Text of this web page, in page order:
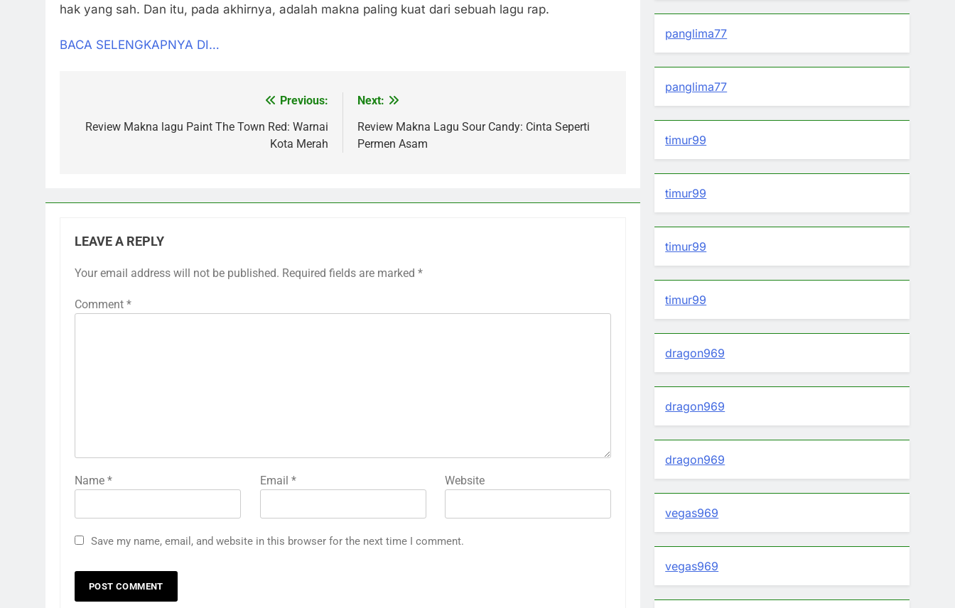
hak yang sah. Dan itu, pada akhirnya, adalah makna paling kuat dari sebuah lagu rap.
BACA SELENGKAPNYA DI…
navigation
Previous:
Review Makna lagu Paint The Town Red: Warnai
Kota Merah
Next:
Review Makna Lagu Sour Candy: Cinta Seperti
Permen Asam
LEAVE A REPLY
Your email address will not be published. Required fields are marked *
Comment *
Name * Email * Website
Save my name, email, and website in this browser for the next time I comment.
panglima77
panglima77
timur99
timur99
timur99
timur99
dragon969
dragon969
dragon969
vegas969
vegas969